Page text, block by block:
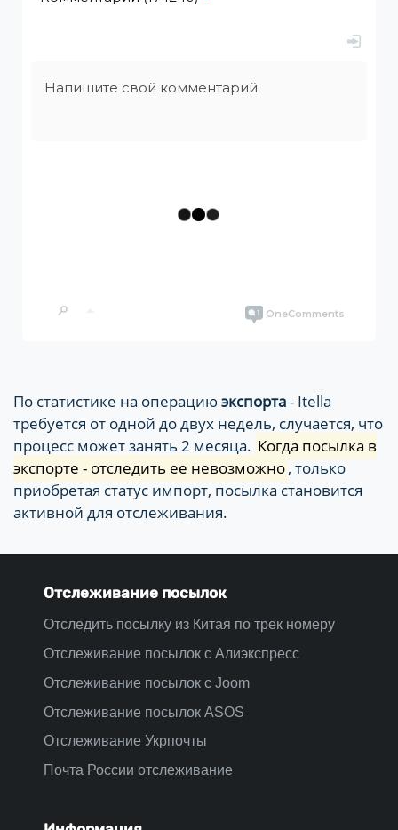
По статистике на операциюэкспорта- Itella
требуется от одной до двух недель, случается, что
процесс может занять 2 месяца. Когда посылка в
экспорте - отследить ее невозможно, только
приобретая статус импорт, посылка становится
активной для отслеживания.
Отслеживание посылок
Отследить посылку из Китая по трек номеру
Отслеживание посылок с Алиэкспресс
Отслеживание посылок с Joom
Отслеживание посылок ASOS
Отслеживание Укрпочты
Почта России отслеживание